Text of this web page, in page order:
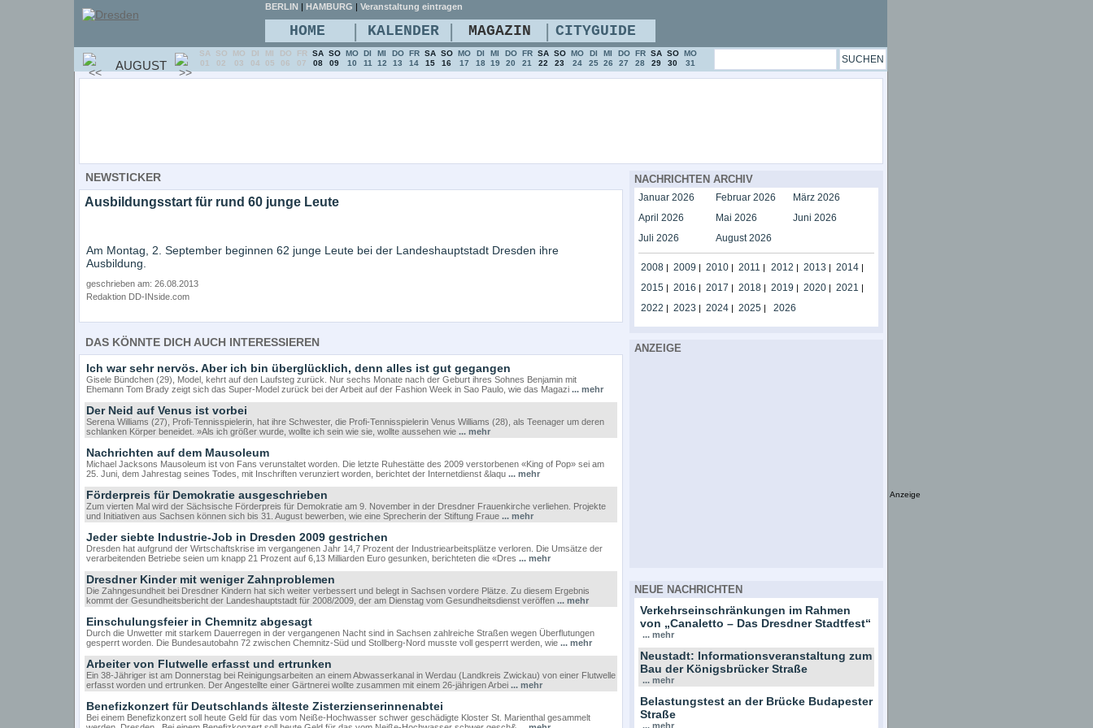
NEWSTICKER
Ausbildungsstart für rund 60 junge Leute
Am Montag, 2. September beginnen 62 junge Leute bei der Landeshauptstadt Dresden ihre
Ausbildung.
geschrieben am: 26.08.2013
Redaktion DD-INside.com
DAS KÖNNTE DICH AUCH INTERESSIEREN
Ich war sehr nervös. Aber ich bin überglücklich, denn alles ist gut gegangen
Gisele Bündchen (29), Model, kehrt auf den Laufsteg zurück. Nur sechs Monate nach der Geburt ihres Sohnes Benjamin mit
Ehemann Tom Brady zeigt sich das Super-Model zurück bei der Arbeit auf der Fashion Week in Sao Paulo, wie das Magazi ... mehr
Der Neid auf Venus ist vorbei
Serena Williams (27), Profi-Tennisspielerin, hat ihre Schwester, die Profi-Tennisspielerin Venus Williams (28), als Teenager um deren
schlanken Körper beneidet. »Als ich größer wurde, wollte ich sein wie sie, wollte aussehen wie ... mehr
Nachrichten auf dem Mausoleum
Michael Jacksons Mausoleum ist von Fans verunstaltet worden. Die letzte Ruhestätte des 2009 verstorbenen «King of Pop» sei am
25. Juni, dem Jahrestag seines Todes, mit Inschriften verunziert worden, berichtet der Internetdienst &laqu ... mehr
Förderpreis für Demokratie ausgeschrieben
Zum vierten Mal wird der Sächsische Förderpreis für Demokratie am 9. November in der Dresdner Frauenkirche verliehen. Projekte
und Initiativen aus Sachsen können sich bis 31. August bewerben, wie eine Sprecherin der Stiftung Fraue ... mehr
Jeder siebte Industrie-Job in Dresden 2009 gestrichen
Dresden hat aufgrund der Wirtschaftskrise im vergangenen Jahr 14,7 Prozent der Industriearbeitsplätze verloren. Die Umsätze der
verarbeitenden Betriebe seien um knapp 21 Prozent auf 6,13 Milliarden Euro gesunken, berichteten die «Dres ... mehr
Dresdner Kinder mit weniger Zahnproblemen
Die Zahngesundheit bei Dresdner Kindern hat sich weiter verbessert und belegt in Sachsen vordere Plätze. Zu diesem Ergebnis
kommt der Gesundheitsbericht der Landeshauptstadt für 2008/2009, der am Dienstag vom Gesundheitsdienst veröffen ... mehr
Einschulungsfeier in Chemnitz abgesagt
Durch die Unwetter mit starkem Dauerregen in der vergangenen Nacht sind in Sachsen zahlreiche Straßen wegen Überflutungen
gesperrt worden. Die Bundesautobahn 72 zwischen Chemnitz-Süd und Stollberg-Nord musste voll gesperrt werden, wie ... mehr
Arbeiter von Flutwelle erfasst und ertrunken
Ein 38-Jähriger ist am Donnerstag bei Reinigungsarbeiten an einem Abwasserkanal in Werdau (Landkreis Zwickau) von einer Flutwelle
erfasst worden und ertrunken. Der Angestellte einer Gärtnerei wollte zusammen mit einem 26-jährigen Arbei ... mehr
Benefizkonzert für Deutschlands älteste Zisterzienserinnenabtei
Bei einem Benefizkonzert soll heute Geld für das vom Neiße-Hochwasser schwer geschädigte Kloster St. Marienthal gesammelt
NACHRICHTEN ARCHIV
Januar 2026 Februar 2026
März 2026
April 2026
Mai 2026
Juni 2026
Juli 2026
August 2026
2008| 2009 | 2010| 2011 | 2012 | 2013 | 2014|
2015| 2016 | 2017 | 2018| 2019 | 2020| 2021 |
2022 | 2023 | 2024| 2025| 2026
ANZEIGE
NEUE NACHRICHTEN
Verkehrseinschränkungen im Rahmen
von „Canaletto – Das Dresdner Stadtfest“
... mehr
Neustadt: Informationsveranstaltung zum
Bau der Königsbrücker Straße
... mehr
Belastungstest an der Brücke Budapester
Straße
... mehr
BERLIN | HAMBURG | Veranstaltung eintragen
HOME | KALENDER | MAGAZIN | CITYGUIDE
AUGUST
SA
01
SO
02
MO
03
DI
04
MI
05
DO
06
FR
07
SA
08
SO
09
MO
10
DI
11
MI
12
DO
13
FR
14
SA
15
SO
16
MO
17
DI
18
MI
19
DO
20
FR
21
SA
22
SO
23
MO
24
DI
25
MI
26
DO
27
FR
28
SA
29
SO
30
MO
31
Anzeige